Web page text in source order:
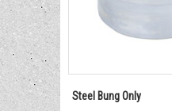
Steel Bung Only